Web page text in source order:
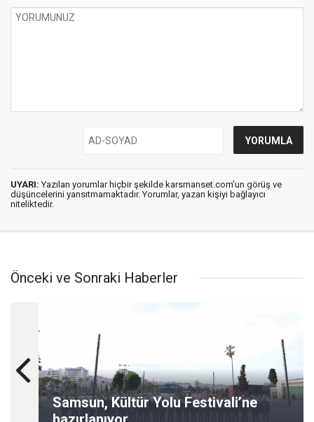
UYARI: Yazılan yorumlar hiçbir şekilde karsmanset.com’un görüş ve
düşüncelerini yansıtmamaktadır. Yorumlar, yazan kişiyi bağlayıcı
niteliktedir.
Önceki ve Sonraki Haberler
Samsun, Kültür Yolu Festivali’ne